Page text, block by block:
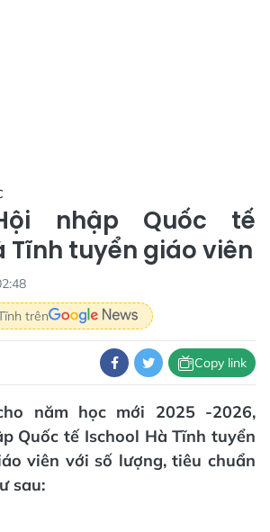
nhập Quốc tế
Tĩnh tuyển giáo viên
trên
Copy link
năm học mới 2025 -2026,
Quốc tế Ischool Hà Tĩnh tuyển
viên với số lượng, tiêu chuẩn
sau: